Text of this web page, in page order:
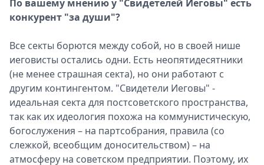
По вашему мнению у "Свидетелей Иеговы" есть
конкурент "за души"?
Все секты борются между собой, но в своей нише
иеговисты остались одни. Есть неопятидесятники
(не менее страшная секта), но они работают с
другим контингентом. "Свидетели Иеговы" -
идеальная секта для постсоветского пространства,
так как их идеология похожа на коммунистическую,
богослужения – на партсобрания, правила (со
слежкой, всеобщим доносительством) – на
атмосферу на советском предприятии. Поэтому, их